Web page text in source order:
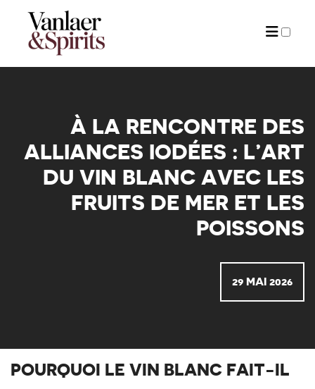
À LA RENCONTRE DES
ALLIANCES IODÉES : L’ART
DU VIN BLANC AVEC LES
FRUITS DE MER ET LES
POISSONS
29 MAI 2026
POURQUOI LE VIN BLANC FAIT-IL